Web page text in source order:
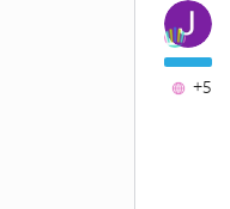
+5